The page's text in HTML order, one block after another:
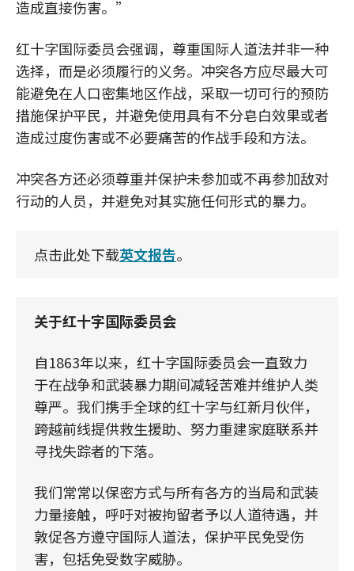
造成直接伤害。”
红十字国际委员会强调，尊重国际人道法并非一种
选择，而是必须履行的义务。冲突各方应尽最大可
能避免在人口密集地区作战，采取一切可行的预防
措施保护平民，并避免使用具有不分皂白效果或者
造成过度伤害或不必要痛苦的作战手段和方法。
冲突各方还必须尊重并保护未参加或不再参加敌对
行动的人员，并避免对其实施任何形式的暴力。
点击此处下载英文报告。
关于红十字国际委员会
自1863年以来，红十字国际委员会一直致力
于在战争和武装暴力期间减轻苦难并维护人类
尊严。我们携手全球的红十字与红新月伙伴，
跨越前线提供救生援助、努力重建家庭联系并
寻找失踪者的下落。
我们常常以保密方式与所有各方的当局和武装
力量接触，呼吁对被拘留者予以人道待遇，并
敦促各方遵守国际人道法，保护平民免受伤
害，包括免受数字威胁。